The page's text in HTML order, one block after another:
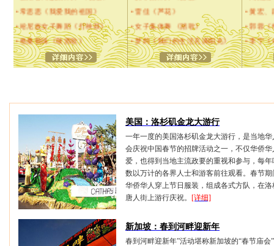
• 哈尼族女子舞蹈《打秧鼓》
• 格桑顿珠《敬酒歌》
• 吕继宏《草原上升起不落的太
阳》
• 格桑顿珠《敬酒歌》
• 殷秀梅《长江之歌》
• 佤族舞蹈《云海中的阿佤》
• 女子集体舞 《踏歌》
• 梦鸽《我们的生活充满阳光》
• 男女集体舞《士兵的假日》
• 二胡与琵琶演奏《茉莉花》
• 阎维文《想家的时候》
• 男女集体舞《扎西德勒》
• 李宁
• 刘秀
• 刘全
美国：洛杉矶金龙大游行
一年一度的美国洛杉矶金龙大游行，是当地华
会庆祝中国春节的招牌活动之一，不仅华侨华
爱，也得到当地主流政要的重视和参与，每年
数以万计的各界人士和游客前往观看。春节期
华侨华人穿上节日服装，组成各式方队，在洛
唐人街上游行庆祝。 [详细]
新加坡：春到河畔迎新年
春到河畔迎新年”活动堪称新加坡的“春节庙会